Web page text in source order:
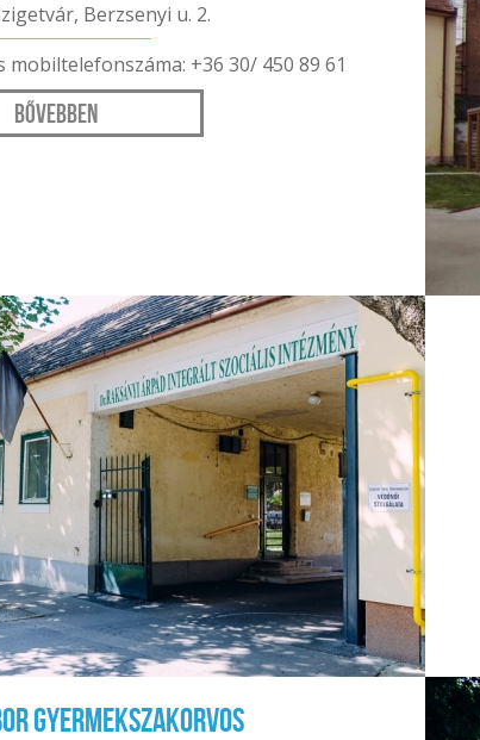
Berzsenyi u. 2.
+36 30/ 450 89 61
Bővebben
gyermekszakorvos